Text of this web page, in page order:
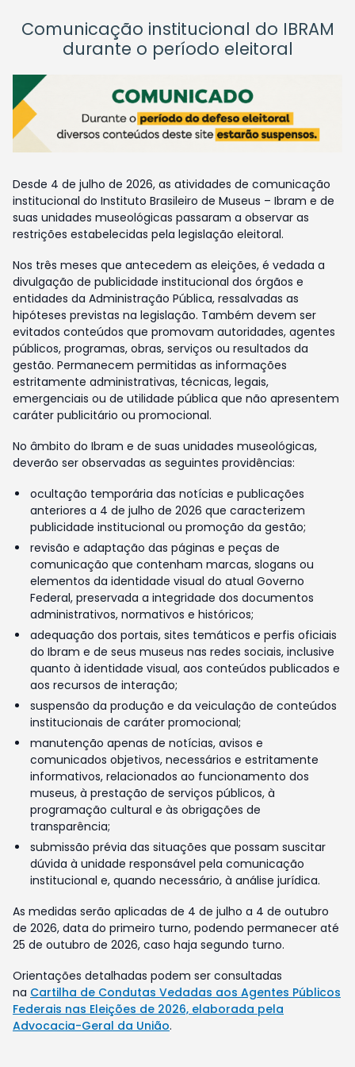
Comunicação institucional do IBRAM
durante o período eleitoral
Desde 4 de julho de 2026, as atividades de comunicação
institucional do Instituto Brasileiro de Museus – Ibram e de
suas unidades museológicas passaram a observar as
restrições estabelecidas pela legislação eleitoral.
Nos três meses que antecedem as eleições, é vedada a
divulgação de publicidade institucional dos órgãos e
entidades da Administração Pública, ressalvadas as
hipóteses previstas na legislação. Também devem ser
evitados conteúdos que promovam autoridades, agentes
públicos, programas, obras, serviços ou resultados da
gestão. Permanecem permitidas as informações
estritamente administrativas, técnicas, legais,
emergenciais ou de utilidade pública que não apresentem
caráter publicitário ou promocional.
No âmbito do Ibram e de suas unidades museológicas,
deverão ser observadas as seguintes providências:
ocultação temporária das notícias e publicações
anteriores a 4 de julho de 2026 que caracterizem
publicidade institucional ou promoção da gestão;
revisão e adaptação das páginas e peças de
comunicação que contenham marcas, slogans ou
elementos da identidade visual do atual Governo
Federal, preservada a integridade dos documentos
administrativos, normativos e históricos;
adequação dos portais, sites temáticos e perfis oficiais
do Ibram e de seus museus nas redes sociais, inclusive
quanto à identidade visual, aos conteúdos publicados e
aos recursos de interação;
suspensão da produção e da veiculação de conteúdos
institucionais de caráter promocional;
manutenção apenas de notícias, avisos e
comunicados objetivos, necessários e estritamente
informativos, relacionados ao funcionamento dos
museus, à prestação de serviços públicos, à
programação cultural e às obrigações de
transparência;
submissão prévia das situações que possam suscitar
dúvida à unidade responsável pela comunicação
institucional e, quando necessário, à análise jurídica.
As medidas serão aplicadas de 4 de julho a 4 de outubro
de 2026, data do primeiro turno, podendo permanecer até
25 de outubro de 2026, caso haja segundo turno.
Orientações detalhadas podem ser consultadas
na Cartilha de Condutas Vedadas aos Agentes Públicos
Federais nas Eleições de 2026, elaborada pela
Advocacia-Geral da União.